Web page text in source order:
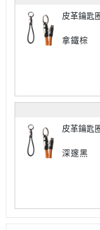
皮革鑰匙
拿鐵棕
皮革鑰匙
深邃黑